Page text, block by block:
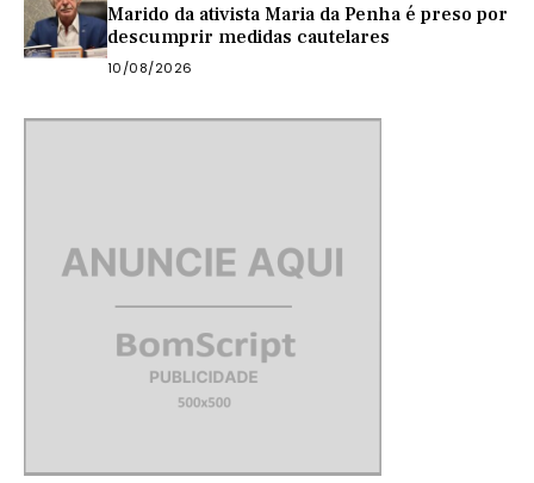
Marido da ativista Maria da Penha é preso por
descumprir medidas cautelares
10/08/2026